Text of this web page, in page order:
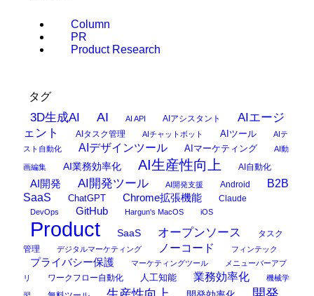
Column
PR
Product Research
タグ
3D生成AI AI AI API AIアシスタント
AIエージ
ェント
AIタスク管理 AIチャットボット AIツール
AIテ
スト自動化
AIデザインツール AIマーケティング AI動
画編集 AI業務効率化 AI生産性向上 AI自動化
AI開発 AI開発ツール AI開発支援 Android
B2B
SaaS
ChatGPT Chrome拡張機能 Claude
DevOps GitHub Hargun's MacOS iOS
Product SaaS オープンソース
タスク
管理
デジタルマーケティング ノーコード フィンテック
プライバシー保護 マーケティングツール
メニューバーアプ
リ
ワークフロー自動化 人工知能 業務効率化 機械学